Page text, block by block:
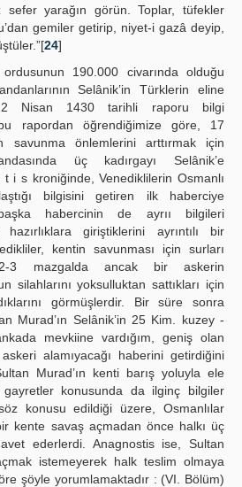
yarağın görün. Toplar, tüfekler
gemiler getirip, niyet-i gazâ deyip,
24]
190.000 civarında olduğu
Selânik’in Türklerin eline
2 Nisan 1430 tarihli raporu bilgi
rapordan öğrendiğimize göre, 17
savunma önlemlerini arttırmak için
üç kadırgayı Selânik’e
i s kroniğinde, Venediklilerin Osmanlı
bilgisini getiren ilk haberciye
habercinin de ayrıı bilgileri
hazırlıklara giriştiklerini ayrıntılı bir
kentin savunması için surları
3 mazgalda ancak bir askerin
silahlarını yoksulluktan sattıkları için
görmüşlerdir. Bir süre sonra
Murad’ın Selânik’in 25 Kim. kuzey -
mevkiine vardığım, geniş olan
alamıyacağı haberini getirdiğini
Murad’ın kenti barış yoluyla ele
konusunda da ilginç bilgiler
konusu edildiği üzere, Osmanlılar
kente savaş açmadan önce halkı üç
ederlerdi. Anagnostis ise, Sultan
istemeyerek halk teslim olmaya
şöyle yorumlamaktadır : (VI. Bölüm)